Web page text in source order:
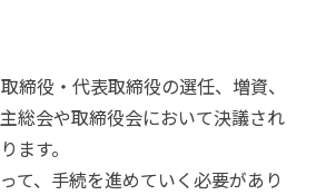
締役・代表取締役の選任、増資、
総会や取締役会において決議され
ます。
て、手続を進めていく必要があり